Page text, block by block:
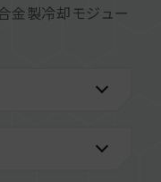
金製冷却モジュー
のQVL